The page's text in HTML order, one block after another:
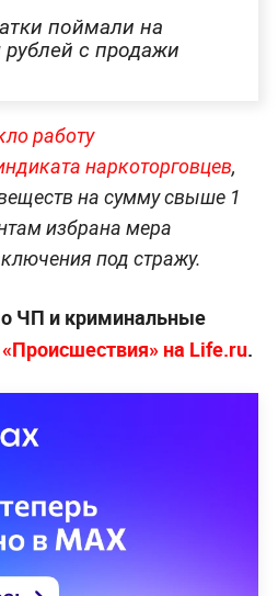
поймали на
с продажи
работу
наркоторговцев,
на сумму свыше 1
избрана мера
под стражу.
ЧП и криминальные
на Life.ru.